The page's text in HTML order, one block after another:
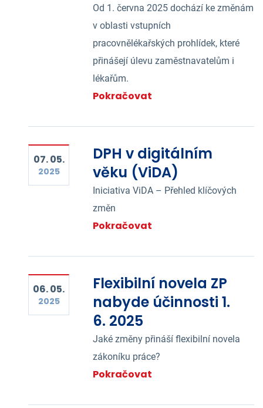
Od 1. června 2025 dochází ke změnám
v oblasti vstupních
pracovnělékařských prohlídek, které
přinášejí úlevu zaměstnavatelům i
lékařům.
Pokračovat
07. 05.
2025
DPH v digitálním
věku (ViDA)
Iniciativa ViDA – Přehled klíčových
změn
Pokračovat
06. 05.
2025
Flexibilní novela ZP
nabyde účinnosti 1.
6. 2025
Jaké změny přináší flexibilní novela
zákoníku práce?
Pokračovat